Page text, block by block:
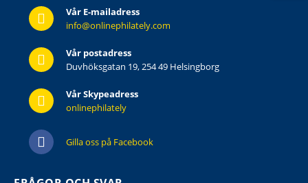
Vår E-mailadress
info@onlinephilately.com
Vår postadress
Duvhöksgatan 19, 254 49 Helsingborg
Vår Skypeadress
onlinephilately
Gilla oss på Facebook